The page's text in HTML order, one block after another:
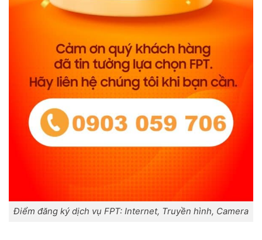
Điểm đăng ký dịch vụ FPT: Internet, Truyền hình, Camera